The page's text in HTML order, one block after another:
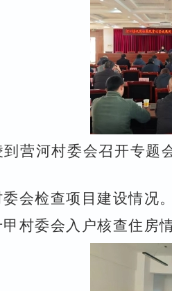
营河村委会召开专题
会检查项目建设情况。
村委会入户核查住房